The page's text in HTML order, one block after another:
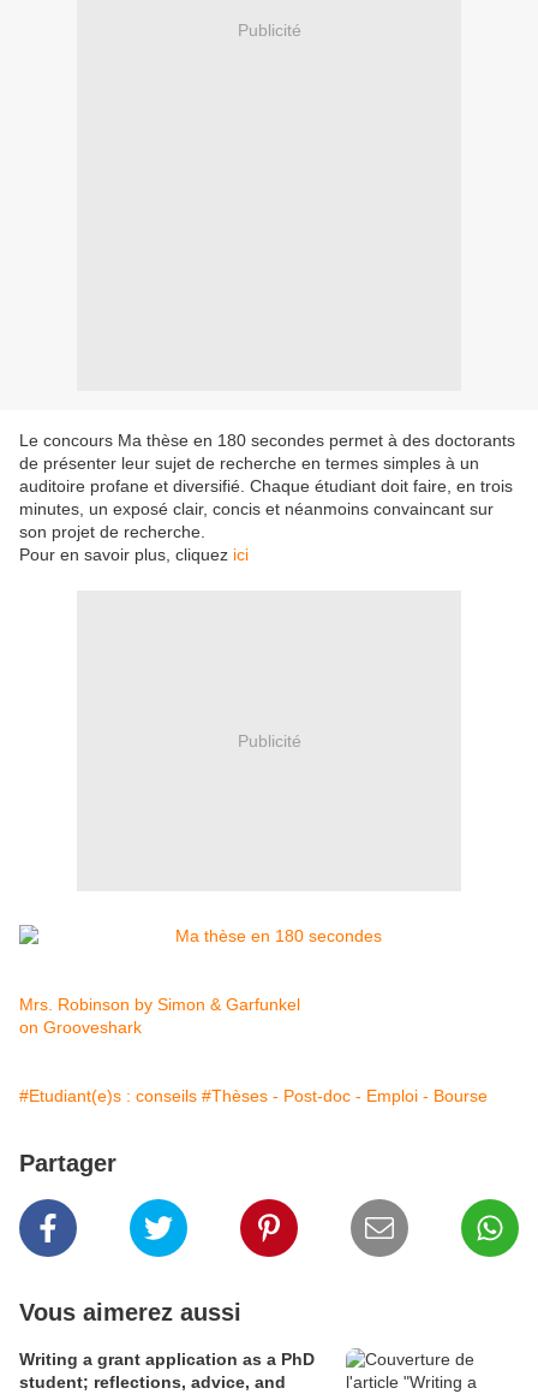
Publicité
Le concours Ma thèse en 180 secondes permet à des doctorants
de présenter leur sujet de recherche en termes simples à un
auditoire profane et diversifié. Chaque étudiant doit faire, en trois
minutes, un exposé clair, concis et néanmoins convaincant sur
son projet de recherche.
Pour en savoir plus, cliquez ici
Publicité
Mrs. Robinson by Simon & Garfunkel
on Grooveshark
#Etudiant(e)s : conseils #Thèses - Post-doc - Emploi - Bourse
Partager
Vous aimerez aussi
Writing a grant application as a PhD
student; reflections, advice, and